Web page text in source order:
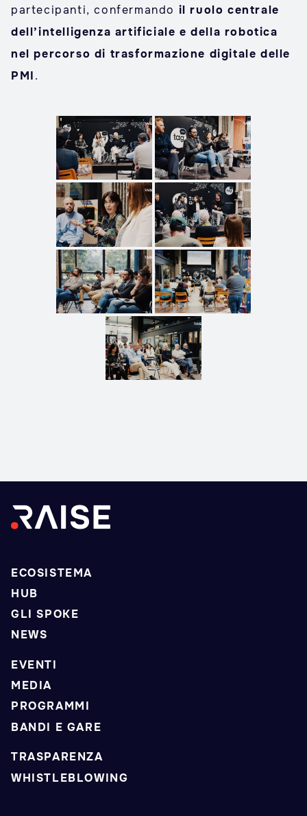
partecipanti, confermando il ruolo centrale
dell’intelligenza artificiale e della robotica
nel percorso di trasformazione digitale delle
PMI.
ECOSISTEMA
HUB
GLI SPOKE
NEWS
EVENTI
MEDIA
PROGRAMMI
BANDI E GARE
TRASPARENZA
WHISTLEBLOWING